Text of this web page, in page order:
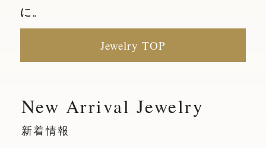
に。
Jewelry TOP
New Arrival Jewelry
新着情報